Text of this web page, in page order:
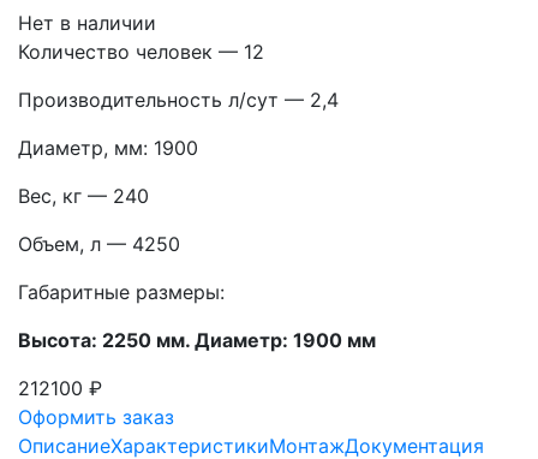
Нет в наличии
Количество человек — 12
Производительность л/сут — 2,4
Диаметр, мм: 1900
Вес, кг — 240
Объем, л — 4250
Габаритные размеры:
Высота: 2250 мм. Диаметр: 1900 мм
212100 ₽
Оформить заказ
ОписаниеХарактеристикиМонтажДокументация